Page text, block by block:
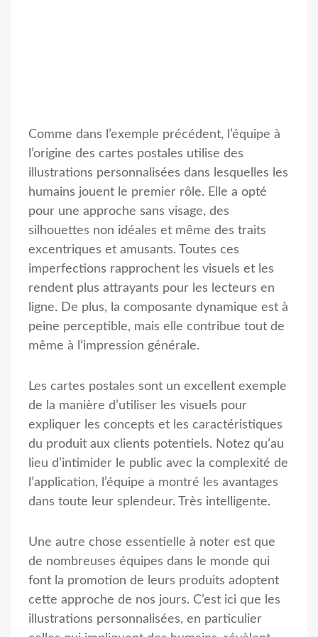
Comme dans l’exemple précédent, l’équipe à
l’origine des cartes postales utilise des
illustrations personnalisées dans lesquelles les
humains jouent le premier rôle. Elle a opté
pour une approche sans visage, des
silhouettes non idéales et même des traits
excentriques et amusants. Toutes ces
imperfections rapprochent les visuels et les
rendent plus attrayants pour les lecteurs en
ligne. De plus, la composante dynamique est à
peine perceptible, mais elle contribue tout de
même à l’impression générale.
Les cartes postales sont un excellent exemple
de la manière d’utiliser les visuels pour
expliquer les concepts et les caractéristiques
du produit aux clients potentiels. Notez qu’au
lieu d’intimider le public avec la complexité de
l’application, l’équipe a montré les avantages
dans toute leur splendeur. Très intelligente.
Une autre chose essentielle à noter est que
de nombreuses équipes dans le monde qui
font la promotion de leurs produits adoptent
cette approche de nos jours. C’est ici que les
illustrations personnalisées, en particulier